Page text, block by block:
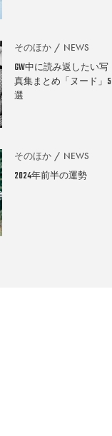
そのほか NEWS
GW中に読み返したい写
真集まとめ「ヌード」5
選
そのほか NEWS
2024年前半の運勢